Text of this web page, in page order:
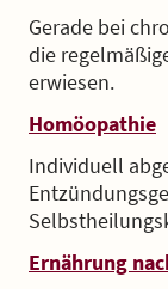
Gerade bei
die
erwiesen.
Homöopathie
Individuell
Ernährung